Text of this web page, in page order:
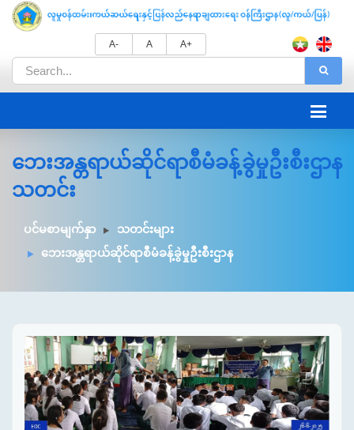
A- A A+
ဘေးအန္တရာယ်ဆိုင်ရာစီမံခန့်ခွဲမှုဦးစီးဌာန
သတင်း
ပင်မစာမျက်နှာ
သတင်းများ
ဘေးအန္တရာယ်ဆိုင်ရာစီမံခန့်ခွဲမှုဦးစီးဌာန